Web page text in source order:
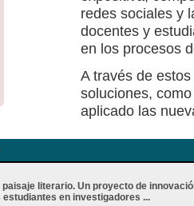
redes sociales y
docentes y
en los procesos
A través de
soluciones,
aplicado las
literario. Un proyecto de
en investigadores ...